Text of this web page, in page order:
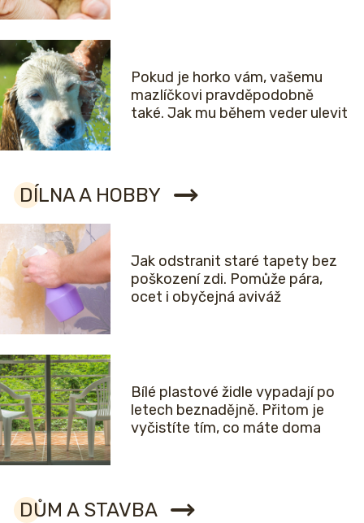
Pokud je horko vám, vašemu
mazlíčkovi pravděpodobně
také. Jak mu během veder ulevit
DÍLNA A HOBBY
Jak odstranit staré tapety bez
poškození zdi. Pomůže pára,
ocet i obyčejná aviváž
Bílé plastové židle vypadají po
letech beznadějně. Přitom je
vyčistíte tím, co máte doma
DŮM A STAVBA